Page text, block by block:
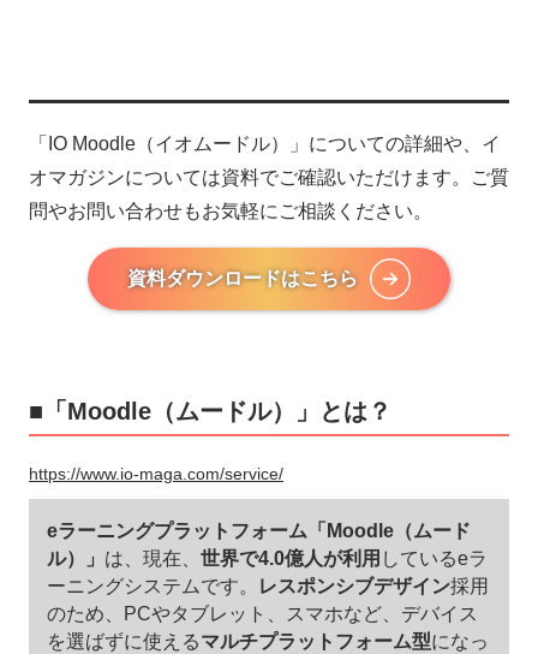
「IO Moodle（イオムードル）」についての詳細や、イ
オマガジンについては資料でご確認いただけます。ご質
問やお問い合わせもお気軽にご相談ください。
資料ダウンロードはこちら
■「Moodle（ムードル）」とは？
https://www.io-maga.com/service/
eラーニングプラットフォーム「Moodle（ムード
ル）」 は、現在、 世界で4.0億人が利用 しているeラ
ーニングシステムです。
レスポンシブデザイン採用
のため、PCやタブレット、スマホなど、デバイス
を選ばずに使えるマルチプラットフォーム型になっ